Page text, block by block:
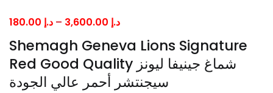
Shemagh Geneva Lions Signature
Red Good Quality شماغ جينيفا ليونز
سيجنتشر أحمر عالي الجودة
د.إ – د.إPrice
range:
د.إ 180.00
through
د.إ 3,600.00